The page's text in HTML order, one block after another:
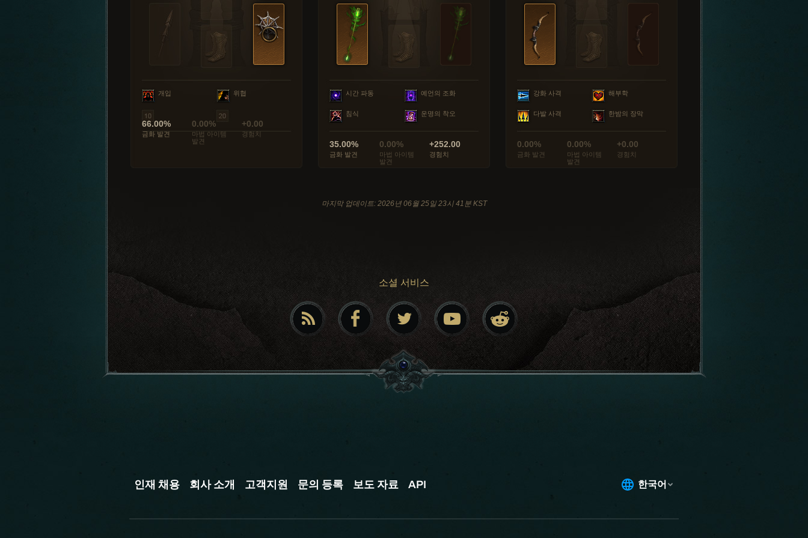
개입 위협
66.00%
금화 발견
0.00%
마법 아이템
발견
+0.00
경험치
시간 파동 예언의 조화
침식 운명의 착오
35.00%
금화 발견
0.00%
마법 아이템
발견
+252.00
경험치
강화 사격 해부학
다발 사격 한밤의 장막
0.00%
금화 발견
0.00%
마법 아이템
발견
+0.00
경험치
마지막 업데이트: 2026년 06월 25일 23시 41분 KST
소셜 서비스